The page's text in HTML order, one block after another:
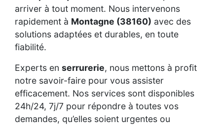
arriver à tout moment. Nous intervenons
rapidement à Montagne (38160) avec des
solutions adaptées et durables, en toute
fiabilité.
Experts en serrurerie, nous mettons à profit
notre savoir-faire pour vous assister
efficacement. Nos services sont disponibles
24h/24, 7j/7 pour répondre à toutes vos
demandes, qu’elles soient urgentes ou